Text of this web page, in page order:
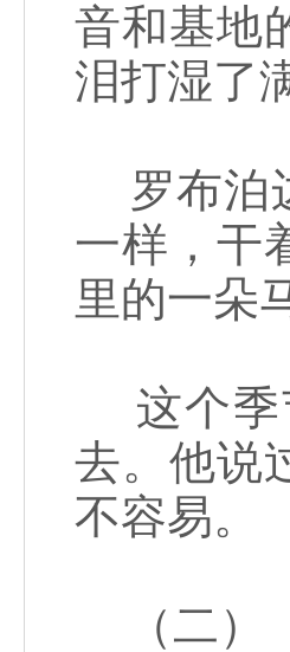
音和基地
泪打湿了
罗布泊
一样，干
里的一朵
这个季
去。他说
不容易。
（二）